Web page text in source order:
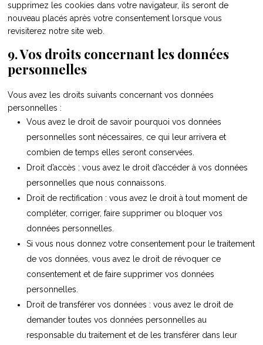
supprimez les cookies dans votre navigateur, ils seront de
nouveau placés après votre consentement lorsque vous
revisiterez notre site web.
9. Vos droits concernant les données
personnelles
Vous avez les droits suivants concernant vos données
personnelles :
Vous avez le droit de savoir pourquoi vos données
personnelles sont nécessaires, ce qui leur arrivera et
combien de temps elles seront conservées.
Droit d’accès : vous avez le droit d’accéder à vos données
personnelles que nous connaissons.
Droit de rectification : vous avez le droit à tout moment de
compléter, corriger, faire supprimer ou bloquer vos
données personnelles.
Si vous nous donnez votre consentement pour le traitement
de vos données, vous avez le droit de révoquer ce
consentement et de faire supprimer vos données
personnelles.
Droit de transférer vos données : vous avez le droit de
demander toutes vos données personnelles au
responsable du traitement et de les transférer dans leur